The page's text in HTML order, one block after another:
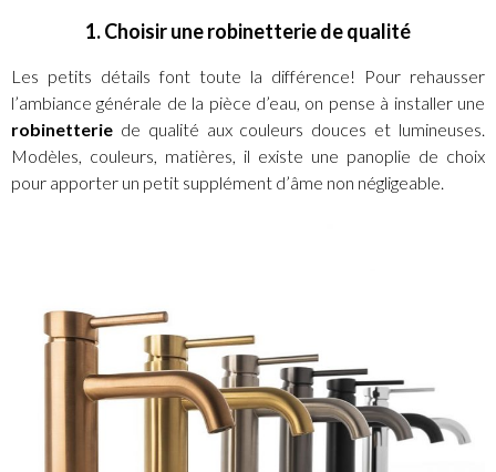
1. Choisir une robinetterie de qualité
Les petits détails font toute la différence! Pour rehausser
l’ambiance générale de la pièce d’eau, on pense à installer une
robinetterie de qualité aux couleurs douces et lumineuses.
Modèles, couleurs, matières, il existe une panoplie de choix
pour apporter un petit supplément d’âme non négligeable.